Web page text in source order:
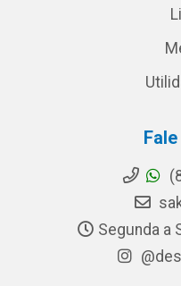
Segunda a